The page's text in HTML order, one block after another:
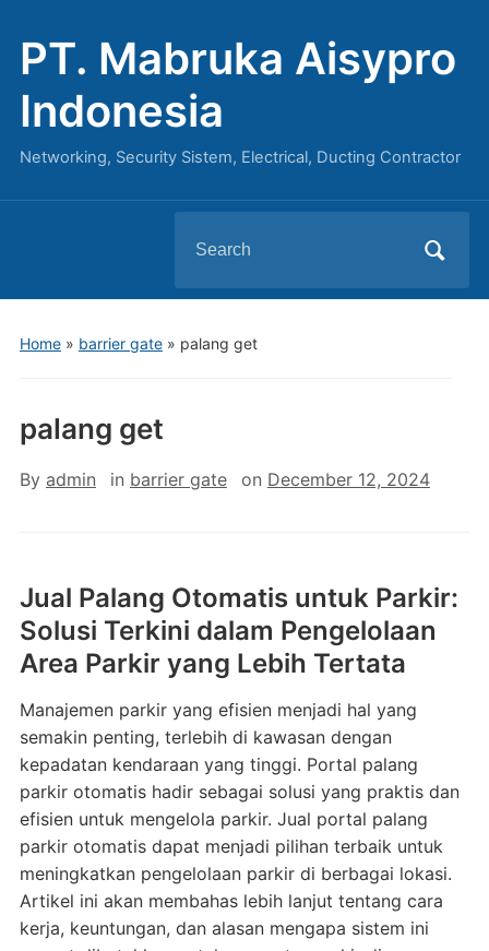
PT. Mabruka Aisypro
Indonesia
Networking, Security Sistem, Electrical, Ducting Contractor
for:
Home» barrier gate» palang get
palang get
By admin in barrier gate on December 12, 2024
Jual Palang Otomatis untuk Parkir:
Solusi Terkini dalam Pengelolaan
Area Parkir yang Lebih Tertata
Manajemen parkir yang efisien menjadi hal yang
semakin penting, terlebih di kawasan dengan
kepadatan kendaraan yang tinggi. Portal palang
parkir otomatis hadir sebagai solusi yang praktis dan
efisien untuk mengelola parkir. Jual portal palang
parkir otomatis dapat menjadi pilihan terbaik untuk
meningkatkan pengelolaan parkir di berbagai lokasi.
Artikel ini akan membahas lebih lanjut tentang cara
kerja, keuntungan, dan alasan mengapa sistem ini